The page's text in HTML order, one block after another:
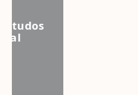
Associação